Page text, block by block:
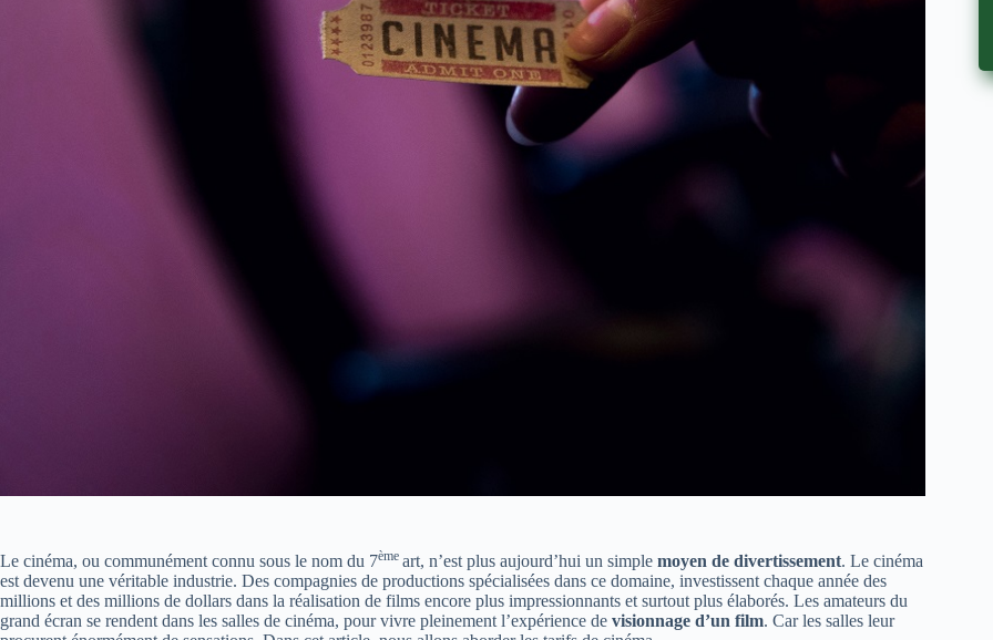
Le cinéma, ou communément connu sous le nom du 7ème art, n’est plus aujourd’hui un simple moyen de divertissement. Le cinéma
est devenu une véritable industrie. Des compagnies de productions spécialisées dans ce domaine, investissent chaque année des
millions et des millions de dollars dans la réalisation de films encore plus impressionnants et surtout plus élaborés. Les amateurs du
grand écran se rendent dans les salles de cinéma, pour vivre pleinement l’expérience de visionnage d’un film. Car les salles leur